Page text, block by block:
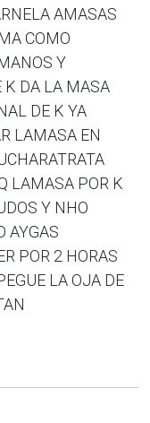
AMASAS
COMO
Y
K DA LA MASA
DE K YA
LAMASA EN
LAMASA POR K
Y NHO
AYGAS
POR 2 HORAS
LA OJA DE